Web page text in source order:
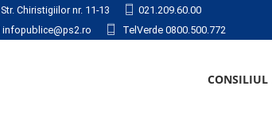
Str. Chiristigiilor nr. 11-13
021.209.60.00
infopublice@ps2.ro
TelVerde 0800.500.772
CONSILIUL